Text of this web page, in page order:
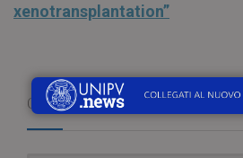
xenotransplantation”
Cerca